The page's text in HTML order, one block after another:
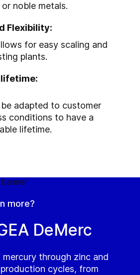
noble metals.
Flexibility:
for easy scaling and
plants.
adapted to customer
conditions to have a
lifetime.
more?
DeMerc
through zinc and
cycles, from